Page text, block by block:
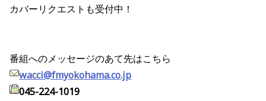
カバーリクエストも受付中！
番組へのメッセージのあて先はこちら
wacci@fmyokohama.co.jp
045-224-1019